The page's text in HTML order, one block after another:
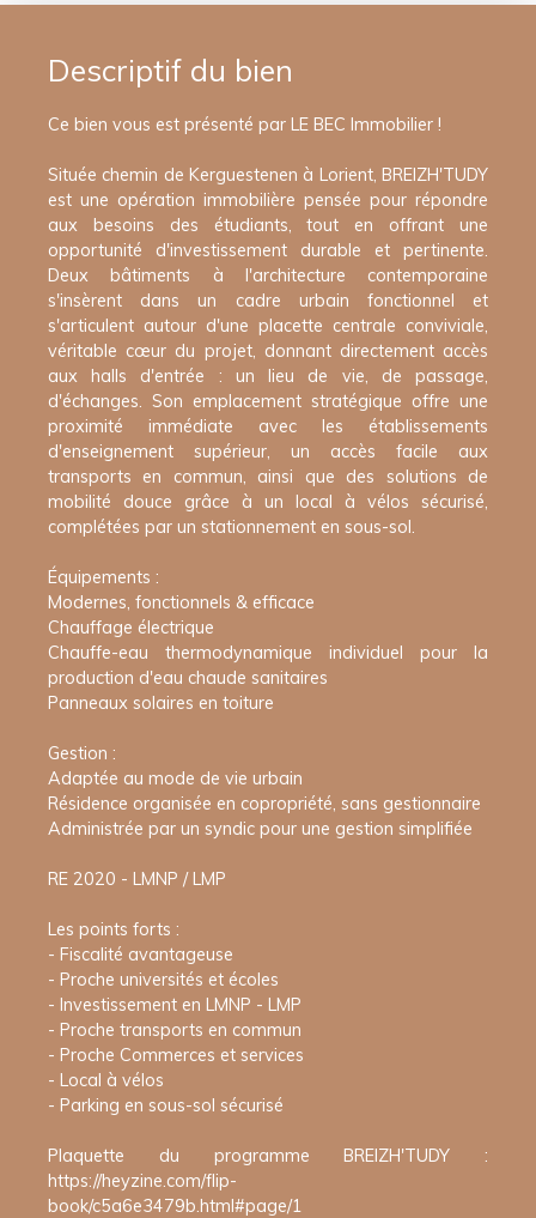
Descriptif du bien
Ce bien vous est présenté par LE BEC Immobilier !
Située chemin de Kerguestenen à Lorient, BREIZH'TUDY
est une opération immobilière pensée pour répondre
aux besoins des étudiants, tout en offrant une
opportunité d'investissement durable et pertinente.
Deux bâtiments à l'architecture contemporaine
s'insèrent dans un cadre urbain fonctionnel et
s'articulent autour d'une placette centrale conviviale,
véritable cœur du projet, donnant directement accès
aux halls d'entrée : un lieu de vie, de passage,
d'échanges. Son emplacement stratégique offre une
proximité immédiate avec les établissements
d'enseignement supérieur, un accès facile aux
transports en commun, ainsi que des solutions de
mobilité douce grâce à un local à vélos sécurisé,
complétées par un stationnement en sous-sol.
Équipements :
Modernes, fonctionnels & efficace
Chauffage électrique
Chauffe-eau thermodynamique individuel pour la
production d'eau chaude sanitaires
Panneaux solaires en toiture
Gestion :
Adaptée au mode de vie urbain
Résidence organisée en copropriété, sans gestionnaire
Administrée par un syndic pour une gestion simplifiée
RE 2020 - LMNP / LMP
Les points forts :
- Fiscalité avantageuse
- Proche universités et écoles
- Investissement en LMNP - LMP
- Proche transports en commun
- Proche Commerces et services
- Local à vélos
- Parking en sous-sol sécurisé
Plaquette du programme BREIZH'TUDY :
https://heyzine.com/flip-
book/c5a6e3479b.html#page/1